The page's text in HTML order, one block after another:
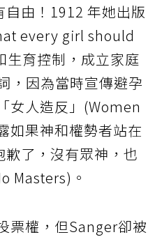
由！1912 年她出版
every girl should
育控制，成立家庭
，因為當時宣傳避孕
女人造反」(Women
如果神和權勢者站在
了，沒有眾神，也
Masters)。
票權，但Sanger卻被